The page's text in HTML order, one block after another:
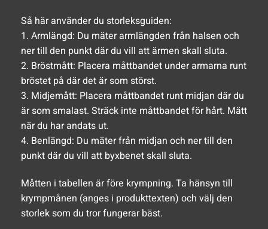
Så här använder du storleksguiden:
1. Armlängd: Du mäter armlängden från halsen och
ner till den punkt där du vill att ärmen skall sluta.
2. Bröstmått: Placera måttbandet under armarna runt
bröstet på där det är som störst.
3. Midjemått: Placera måttbandet runt midjan där du
är som smalast. Sträck inte måttbandet för hårt. Mätt
när du har andats ut.
4. Benlängd: Du mäter från midjan och ner till den
punkt där du vill att byxbenet skall sluta.
Måtten i tabellen är före krympning. Ta hänsyn till
krympmånen (anges i produkttexten) och välj den
storlek som du tror fungerar bäst.